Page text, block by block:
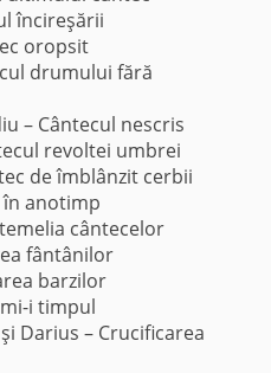
încireşării
oropsit
drumului fără
– Cântecul nescris
revoltei umbrei
de îmblânzit cerbii
în anotimp
cântecelor
fântânilor
barzilor
i timpul
Darius – Crucificarea